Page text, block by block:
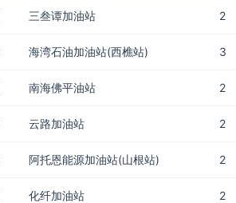
三叁谭加油站 2
海湾石油加油站(西樵站) 3
南海佛平油站 2
云路加油站 2
阿托恩能源加油站(山根站) 2
化纤加油站 2